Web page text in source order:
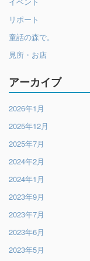
リポート
童話の森で。
見所・お店
アーカイブ
2026年1月
2025年12月
2025年7月
2024年2月
2024年1月
2023年9月
2023年7月
2023年6月
2023年5月